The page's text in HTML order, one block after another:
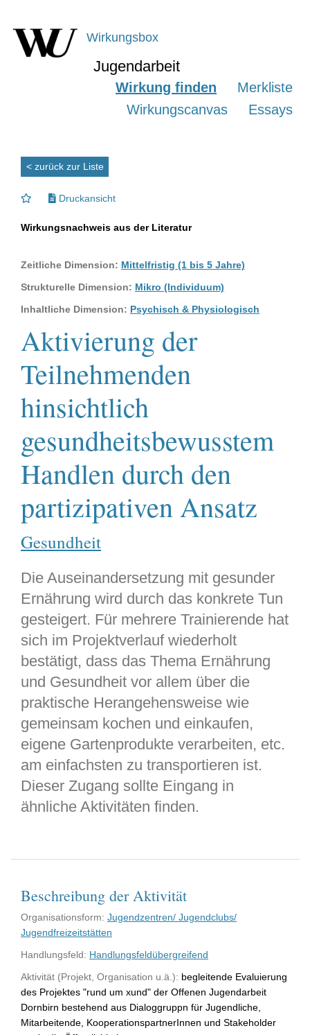
Wirkungsbox
Jugendarbeit
Wirkung finden
Merkliste
Wirkungscanvas
Essays
< zurück zur Liste
Druckansicht
Wirkungsnachweis aus der Literatur
Zeitliche Dimension: Mittelfristig (1 bis 5 Jahre)
Strukturelle Dimension: Mikro (Individuum)
Inhaltliche Dimension: Psychisch & Physiologisch
Aktivierung der
Teilnehmenden
hinsichtlich
gesundheitsbewusstem
Handlen durch den
partizipativen Ansatz
Gesundheit
Die Auseinandersetzung mit gesunder
Ernährung wird durch das konkrete Tun
gesteigert. Für mehrere Trainierende hat
sich im Projektverlauf wiederholt
bestätigt, dass das Thema Ernährung
und Gesundheit vor allem über die
praktische Herangehensweise wie
gemeinsam kochen und einkaufen,
eigene Gartenprodukte verarbeiten, etc.
am einfachsten zu transportieren ist.
Dieser Zugang sollte Eingang in
ähnliche Aktivitäten finden.
Beschreibung der Aktivität
Organisationsform: Jugendzentren/ Jugendclubs/
Jugendfreizeitstätten
Handlungsfeld: Handlungsfeldübergreifend
Aktivität (Projekt, Organisation u.ä.): begleitende Evaluierung
des Projektes "rund um xund" der Offenen Jugendarbeit
Dornbirn bestehend aus Dialoggruppn für Jugendliche,
Mitarbeitende, KooperationspartnerInnen und Stakeholder